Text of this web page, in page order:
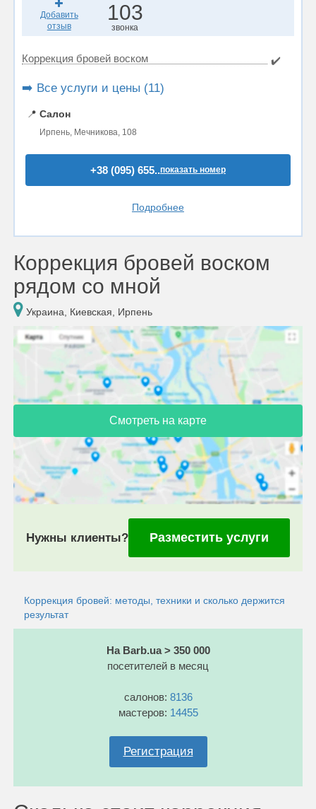
Добавить
отзыв
103
звонка
Коррекция бровей воском ✔️
➡️ Все услуги и цены (11)
📍 Салон
Ирпень, Мечникова, 108
+38 (095) 655..показать номер
Подробнее
Коррекция бровей воском
рядом со мной
Украина, Киевская, Ирпень
Смотреть на карте
Нужны клиенты? Разместить услуги
Коррекция бровей: методы, техники и сколько держится
результат
На Barb.ua > 350 000
посетителей в месяц
салонов: 8136
мастеров: 14455
Регистрация